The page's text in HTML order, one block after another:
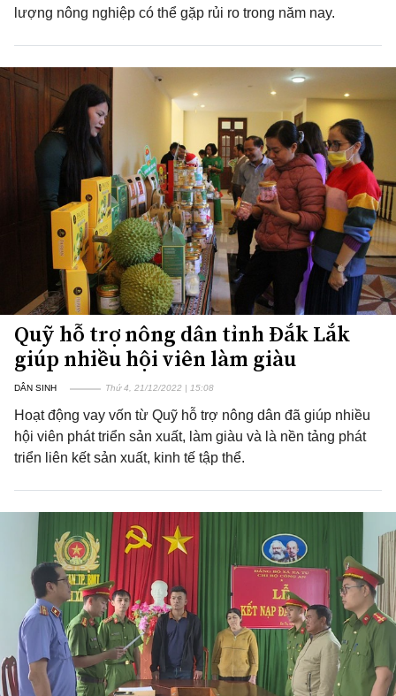
lượng nông nghiệp có thể gặp rủi ro trong năm nay.
Quỹ hỗ trợ nông dân tỉnh Đắk Lắk
giúp nhiều hội viên làm giàu
DÂN SINH Thứ 4, 21/12/2022 | 15:08
Hoạt động vay vốn từ Quỹ hỗ trợ nông dân đã giúp nhiều
hội viên phát triển sản xuất, làm giàu và là nền tảng phát
triển liên kết sản xuất, kinh tế tập thể.